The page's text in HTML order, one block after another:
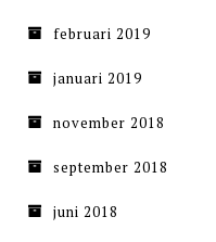
februari 2019
januari 2019
november 2018
september 2018
juni 2018